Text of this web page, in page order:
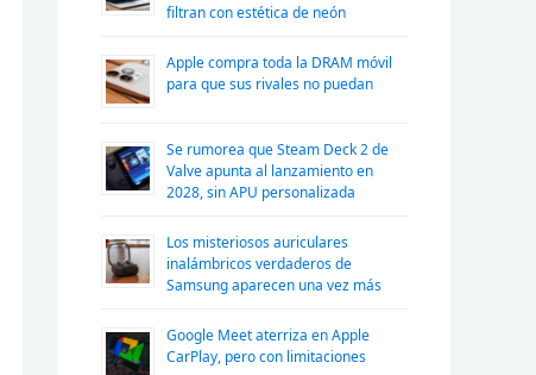
filtran con estética de neón
Apple compra toda la DRAM móvil
para que sus rivales no puedan
Se rumorea que Steam Deck 2 de
Valve apunta al lanzamiento en
2028, sin APU personalizada
Los misteriosos auriculares
inalámbricos verdaderos de
Samsung aparecen una vez más
Google Meet aterriza en Apple
CarPlay, pero con limitaciones